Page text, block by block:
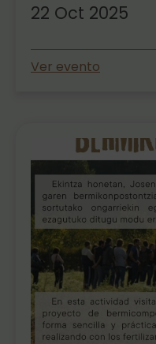
22 Oct 2025
Ver evento